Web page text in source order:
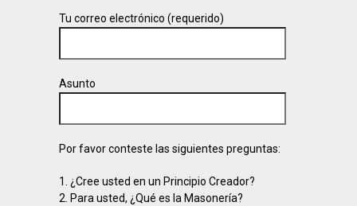
Tu correo electrónico (requerido)
Asunto
Por favor conteste las siguientes preguntas:
1. ¿Cree usted en un Principio Creador?
2. Para usted, ¿Qué es la Masonería?